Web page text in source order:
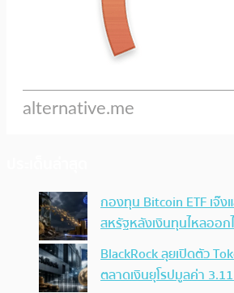
กองทุน Bitcoin ETF เจ๊ง
สหรัฐหลังเงินทุนไหลออก
BlackRock ลุยเปิดตัว
ตลาดเงินยุโรปมูลค่า